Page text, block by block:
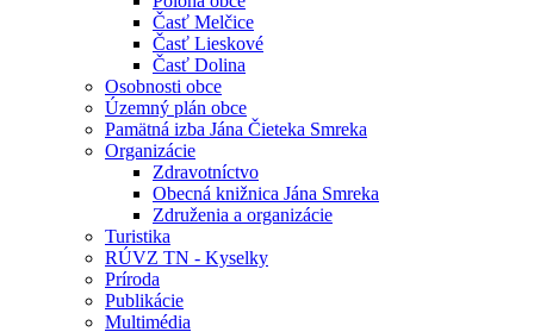
Časť Melčice
Časť Lieskové
Časť Dolina
Osobnosti obce
Územný plán obce
Pamätná izba Jána Čieteka Smreka
Organizácie
Zdravotníctvo
Obecná knižnica Jána Smreka
Združenia a organizácie
Turistika
RÚVZ TN - Kyselky
Príroda
Publikácie
Multimédia